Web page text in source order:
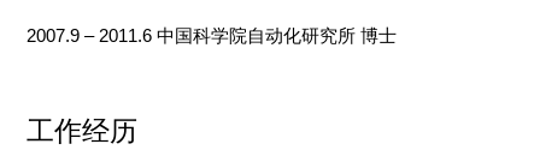
2007.9 – 2011.6 中国科学院自动化研究所 博士
工作经历